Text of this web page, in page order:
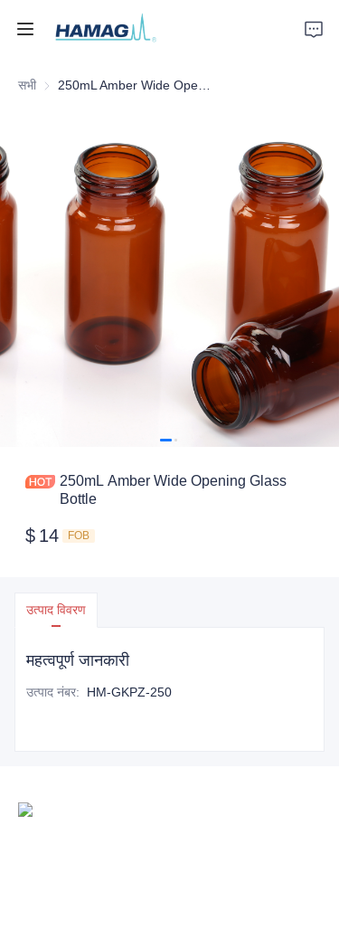
सभी
250mL Amber Wide Opening Glass
Bottle
$ 14 FOB
उत्पाद विवरण
महत्वपूर्ण जानकारी
उत्पाद नंबर: HM-GKPZ-250
होम